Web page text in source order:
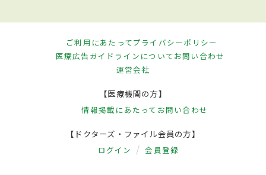
ご利用にあたってプライバシーポリシー
医療広告ガイドラインについてお問い合わせ
運営会社
【医療機関の方】
情報掲載にあたって お問い合わせ
【ドクターズ・ファイル会員の方】
ログイン 会員登録